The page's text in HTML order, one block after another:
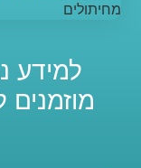
למידע